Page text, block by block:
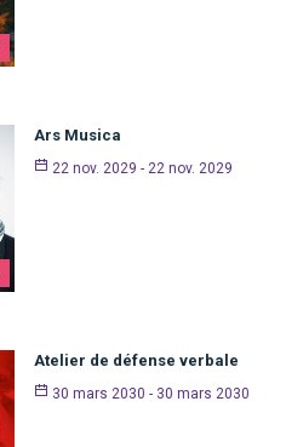
Ars Musica
22 nov. 2029 - 22 nov. 2029
Atelier de défense verbale
30 mars 2030 - 30 mars 2030